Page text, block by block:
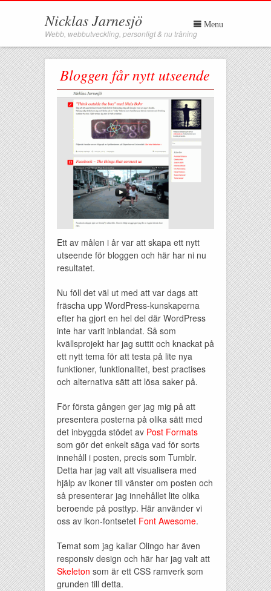
Nicklas Jarnesjö
Webb, webbutveckling, personligt & nu träning
Menu
Bloggen får nytt utseende
Ett av målen i år var att skapa ett nytt
utseende för bloggen och här har ni nu
resultatet.
Nu föll det väl ut med att var dags att
fräscha upp WordPress-kunskaperna
efter ha gjort en hel del där WordPress
inte har varit inblandat. Så som
kvällsprojekt har jag suttit och knackat på
ett nytt tema för att testa på lite nya
funktioner, funktionalitet, best practises
och alternativa sätt att lösa saker på.
För första gången ger jag mig på att
presentera posterna på olika sätt med
det inbyggda stödet av Post Formats
som gör det enkelt säga vad för sorts
innehåll i posten, precis som Tumblr.
Detta har jag valt att visualisera med
hjälp av ikoner till vänster om posten och
så presenterar jag innehållet lite olika
beroende på posttyp. Här använder vi
oss av ikon-fontsetet Font Awesome.
Temat som jag kallar Olingo har även
responsiv design och här har jag valt att
Skeleton som är ett CSS ramverk som
grunden till detta.